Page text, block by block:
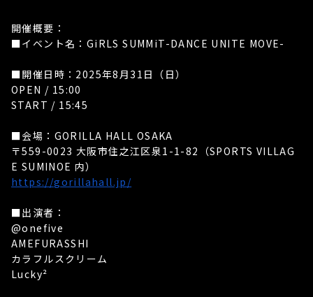
開催概要：
■イベント名：GiRLS SUMMiT-DANCE UNITE MOVE-
■開催日時：2025年8月31日（日）
OPEN / 15:00
START / 15:45
■会場：GORILLA HALL OSAKA
〒559-0023 大阪市住之江区泉1-1-82（SPORTS VILLAG
E SUMINOE 内）
https://gorillahall.jp/
■出演者：
@onefive
AMEFURASSHI
カラフルスクリーム
Lucky²